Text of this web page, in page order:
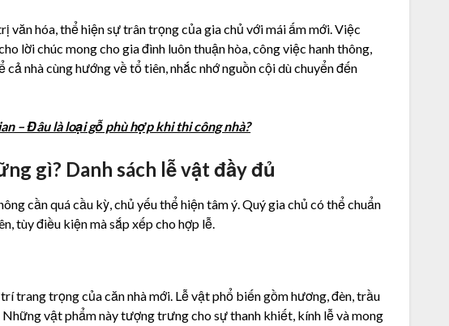
văn hóa, thể hiện sự trân trọng của gia chủ với mái ấm mới. Việc
lời chúc mong cho gia đình luôn thuận hòa, công việc hanh thông,
nhà cùng hướng về tổ tiên, nhắc nhớ nguồn cội dù chuyển đến
– Đâu là loại gỗ phù hợp khi thi công nhà?
gì? Danh sách lễ vật đầy đủ
cần quá cầu kỳ, chủ yếu thể hiện tâm ý. Quý gia chủ có thể chuẩn
tùy điều kiện mà sắp xếp cho hợp lễ.
trang trọng của căn nhà mới. Lễ vật phổ biến gồm hương, đèn, trầu
vật phẩm này tượng trưng cho sự thanh khiết, kính lễ và mong